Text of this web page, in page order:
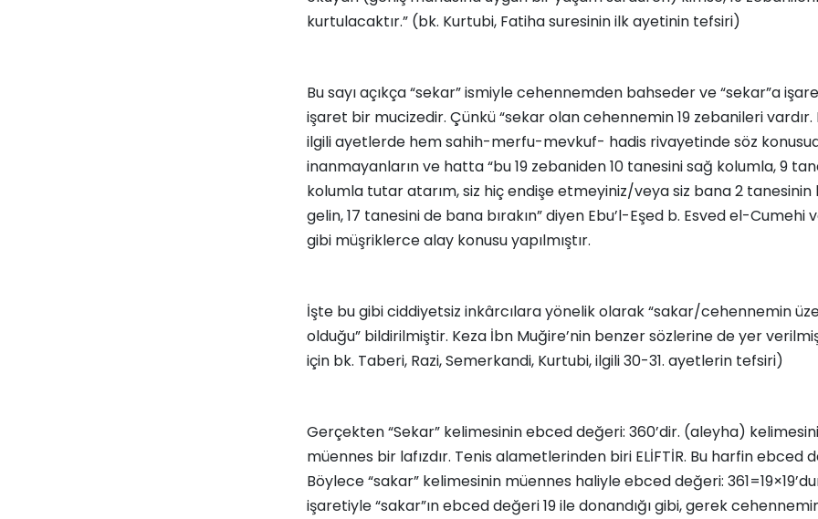
kurtulacaktır.” (bk. Kurtubi, Fatiha suresinin ilk ayetinin tefsiri)
Bu sayı açıkça “sekar” ismiyle cehennemden bahseder ve “sekar”a
işaret bir mucizedir. Çünkü “sekar olan cehennemin 19 zebanileri vardır.
ilgili ayetlerde hem sahih-merfu-mevkuf- hadis rivayetinde söz
inanmayanların ve hatta “bu 19 zebaniden 10 tanesini sağ kolumla, 9
kolumla tutar atarım, siz hiç endişe etmeyiniz/veya siz bana 2 tanesinin
gelin, 17 tanesini de bana bırakın” diyen Ebu’l-Eşed b. Esved el-Cumehi
gibi müşriklerce alay konusu yapılmıştır.
İşte bu gibi ciddiyetsiz inkârcılara yönelik olarak “sakar/cehennemin
olduğu” bildirilmiştir. Keza İbn Muğire’nin benzer sözlerine de yer
için bk. Taberi, Razi, Semerkandi, Kurtubi, ilgili 30-31. ayetlerin tefsiri)
Gerçekten “Sekar” kelimesinin ebced değeri: 360’dir. (aleyha)
müennes bir lafızdır. Tenis alametlerinden biri ELİFTİR. Bu harfin ebced
Böylece “sakar” kelimesinin müennes haliyle ebced değeri:
işaretiyle “sakar”ın ebced değeri 19 ile donandığı gibi, gerek